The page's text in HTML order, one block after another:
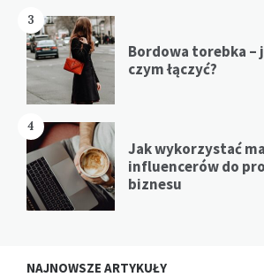
3
Bordowa torebka –
czym łączyć?
4
Jak wykorzystać
influencerów do
biznesu
NAJNOWSZE ARTYKUŁY